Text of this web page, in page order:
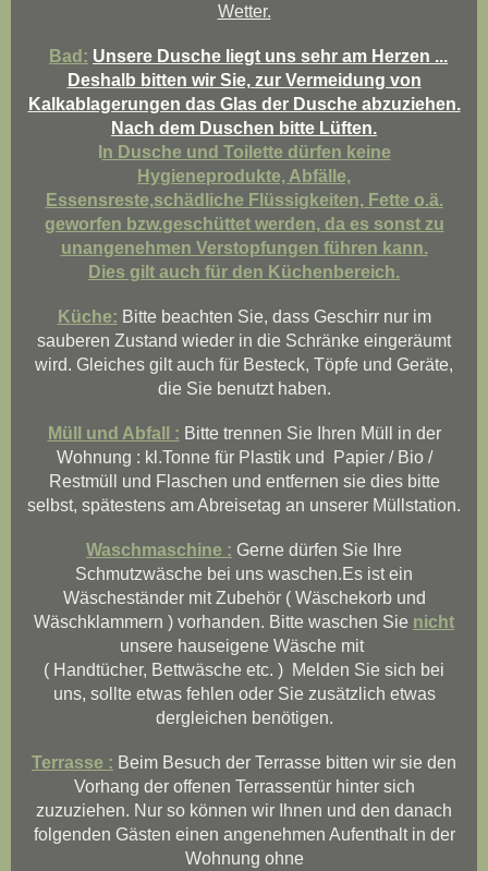
Wetter.
Bad: Unsere Dusche liegt uns sehr am Herzen ...
Deshalb bitten wir Sie, zur Vermeidung von
Kalkablagerungen das Glas der Dusche abzuziehen.
Nach dem Duschen bitte Lüften.
n Dusche und Toilette dürfen keine
Hygieneprodukte, Abfälle,
Essensreste,schädliche Flüssigkeiten, Fette o.ä.
geworfen bzw.geschüttet werden, da es sonst zu
unangenehmen Verstopfungen führen kann.
Dies gilt auch für den Küchenbereich.
Küche: Bitte beachten Sie, dass Geschirr nur im
sauberen Zustand wieder in die Schränke eingeräumt
wird. Gleiches gilt auch für Besteck, Töpfe und Geräte,
die Sie benutzt haben.
Müll und Abfall : Bitte trennen Sie Ihren Müll in der
Wohnung : kl.Tonne für Plastik und Papier / Bio /
Restmüll und Flaschen und entfernen sie dies bitte
selbst, spätestens am Abreisetag an unserer Müllstation.
Waschmaschine : Gerne dürfen Sie Ihre
Schmutzwäsche bei uns waschen.Es ist ein
Wäscheständer mit Zubehör ( Wäschekorb und
Wäschklammern ) vorhanden. Bitte waschen Sie nicht
unsere hauseigene Wäsche mit
( Handtücher, Bettwäsche etc. ) Melden Sie sich bei
uns, sollte etwas fehlen oder Sie zusätzlich etwas
dergleichen benötigen.
Terrasse : Beim Besuch der Terrasse bitten wir sie den
Vorhang der offenen Terrassentür hinter sich
zuzuziehen. Nur so können wir Ihnen und den danach
folgenden Gästen einen angenehmen Aufenthalt in der
Wohnung ohne